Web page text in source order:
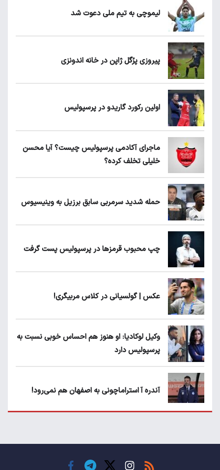
لیموچی به تیم ملی دعوت شد
پیروزی پرُگل ژاپن در خانه اندونزی
اولین رکورد گاریدو در پرسپولیس
ماجرای آکادمی پرسپولیس چیست؟ آیا محسن
خلیلی تخلف کرده؟
حمله شدید سرمربی سابق برزیل به وینیسیوس
چپ محبوب قرمزها در پرسپولیس پست گرفت
عکس | گولسیانی در کلاس مربیگری!
وکیل لوکادیا: او هنوز هم احساس خوبی نسبت به
پرسپولیس دارد
آندره آ استراماچونی به اصفهان هم نمی‌رود!
حسن روی هوا!